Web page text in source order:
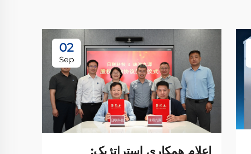
02
Sep
اعلام همکاری استراتژیک: